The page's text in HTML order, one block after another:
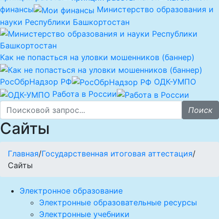
финансы
Министерство образования и
науки Республики Башкортостан
Как не попасться на уловки мошенников (баннер)
РосОбрНадзор РФ
ОДК-УМПО
Работа в России
Поиск
Сайты
Главная/Государственная итоговая аттестация/
Сайты
Электронное образование
Электронные образовательные ресурсы
Электронные учебники